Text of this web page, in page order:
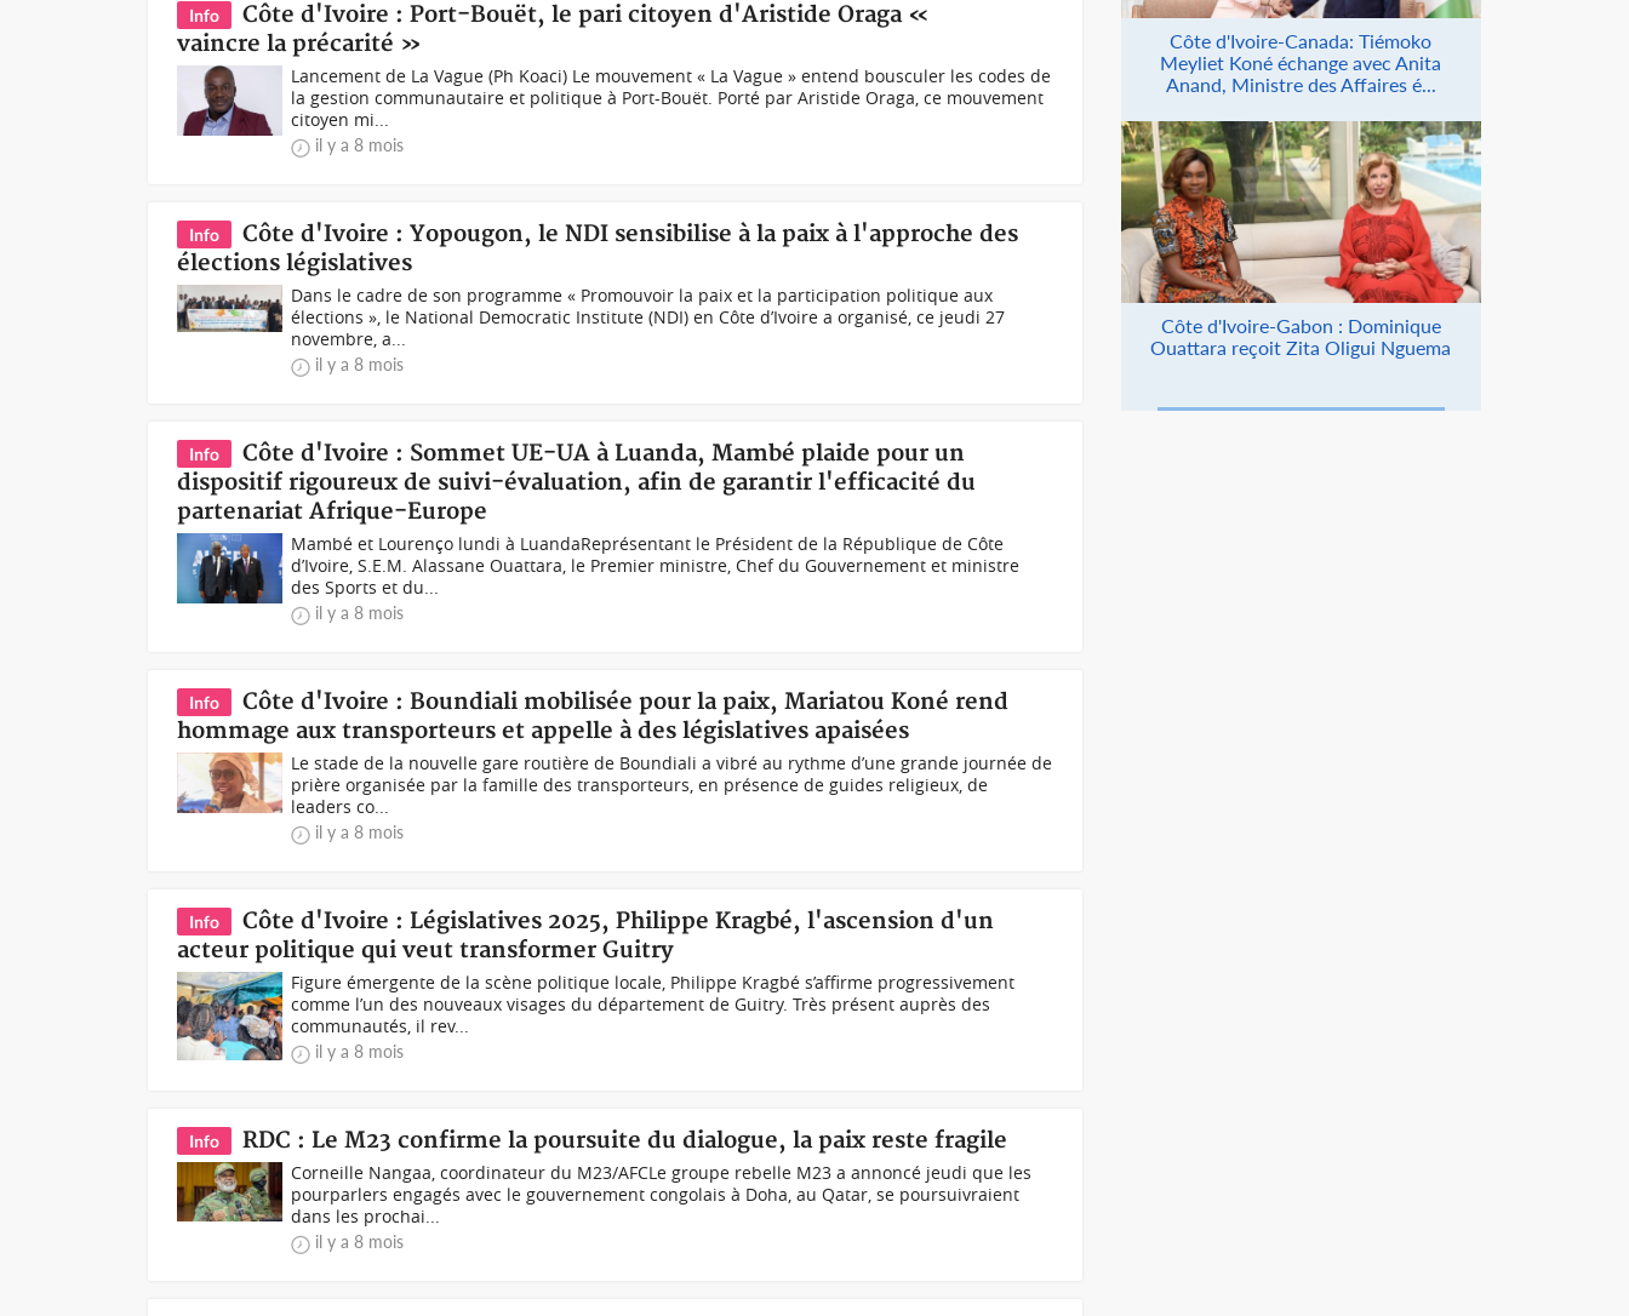
Info
Côte d'Ivoire : Port-Bouët, le pari citoyen d'Aristide Oraga «
vaincre la précarité »
Lancement de La Vague (Ph Koaci) Le mouvement « La Vague » entend bousculer les codes de
la gestion communautaire et politique à Port-Bouët. Porté par Aristide Oraga, ce mouvement
citoyen mi...
il y a 8 mois
Info
Côte d'Ivoire : Yopougon, le NDI sensibilise à la paix à l'approche des
élections législatives
Dans le cadre de son programme « Promouvoir la paix et la participation politique aux
élections », le National Democratic Institute (NDI) en Côte d’Ivoire a organisé, ce jeudi 27
novembre, a...
il y a 8 mois
Info
Côte d'Ivoire : Sommet UE-UA à Luanda, Mambé plaide pour un
dispositif rigoureux de suivi-évaluation, afin de garantir l'efficacité du
partenariat Afrique-Europe
Mambé et Lourenço lundi à LuandaReprésentant le Président de la République de Côte
d’Ivoire, S.E.M. Alassane Ouattara, le Premier ministre, Chef du Gouvernement et ministre
des Sports et du...
il y a 8 mois
Info
Côte d'Ivoire : Boundiali mobilisée pour la paix, Mariatou Koné rend
hommage aux transporteurs et appelle à des législatives apaisées
Le stade de la nouvelle gare routière de Boundiali a vibré au rythme d’une grande journée de
prière organisée par la famille des transporteurs, en présence de guides religieux, de
leaders co...
il y a 8 mois
Info
Côte d'Ivoire : Législatives 2025, Philippe Kragbé, l'ascension d'un
acteur politique qui veut transformer Guitry
Figure émergente de la scène politique locale, Philippe Kragbé s’affirme progressivement
comme l’un des nouveaux visages du département de Guitry. Très présent auprès des
communautés, il rev...
il y a 8 mois
Info RDC : Le M23 confirme la poursuite du dialogue, la paix reste fragile
Corneille Nangaa, coordinateur du M23/AFCLe groupe rebelle M23 a annoncé jeudi que les
pourparlers engagés avec le gouvernement congolais à Doha, au Qatar, se poursuivraient
dans les prochai...
il y a 8 mois
Côte d'Ivoire-Canada: Tiémoko
Meyliet Koné échange avec Anita
Anand, Ministre des Affaires é...
Côte d'Ivoire-Gabon : Dominique
Ouattara reçoit Zita Oligui Nguema